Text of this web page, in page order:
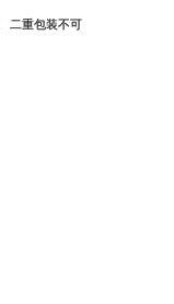
二重包装不可